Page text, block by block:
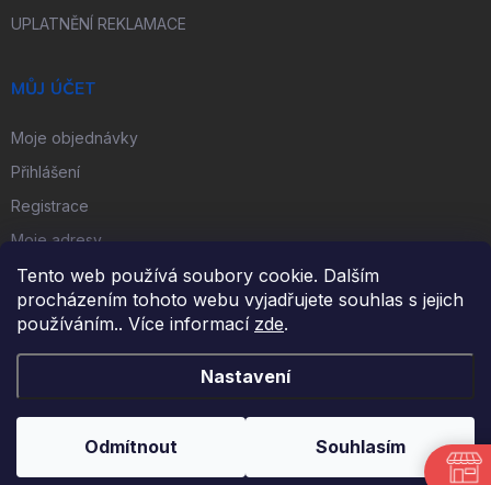
Tento web používá soubory cookie. Dalším
procházením tohoto webu vyjadřujete souhlas s jejich
používáním.. Více informací zde.
Nastavení
Odmítnout Souhlasím
UPLATNĚNÍ REKLAMACE
MŮJ ÚČET
Moje objednávky
Přihlášení
Registrace
Moje adresy
FACEBOOK
Vytvořil Shoptet
Copyright 2026 . Všechna práva vyhrazena.